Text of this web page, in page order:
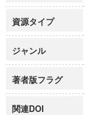
資源タイプ
ジャンル
著者版フラグ
関連DOI